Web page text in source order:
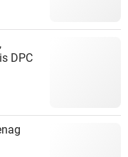
DPC